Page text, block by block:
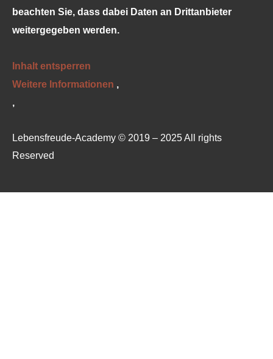
beachten Sie, dass dabei Daten an Drittanbieter
weitergegeben werden.
Inhalt entsperren
Weitere Informationen ‚
‚
Lebensfreude-Academy © 2019 – 2025 All rights
Reserved